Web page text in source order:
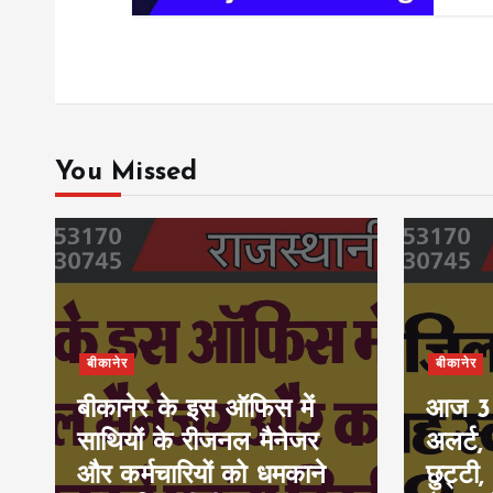
You Missed
बीकानेर
बीकानेर के इस ऑफिस में
साथियों के रीजनल मैनेजर
और कर्मचारियों को धमकाने
बीकानेर
आज